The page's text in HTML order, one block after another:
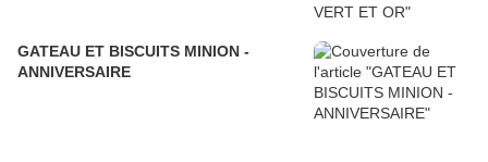
GATEAU ET BISCUITS MINION -
ANNIVERSAIRE